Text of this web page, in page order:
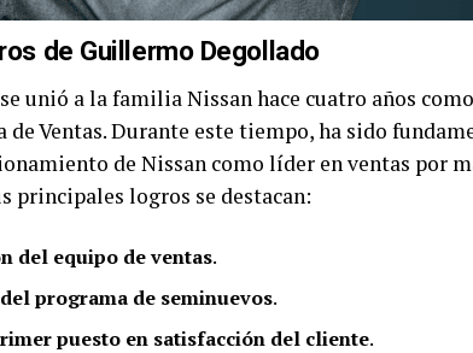
de Guillermo Degollado
unió a la familia Nissan hace cuatro años
de Ventas. Durante este tiempo, ha sido
de Nissan como líder en ventas por
principales logros se destacan:
del equipo de ventas.
programa de seminuevos.
puesto en satisfacción del cliente.